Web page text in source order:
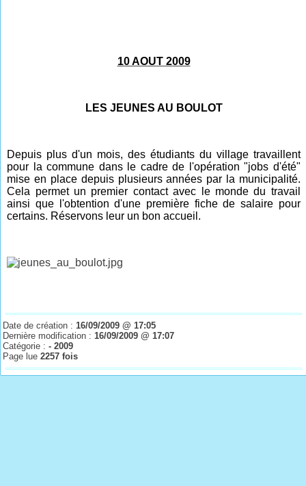
10 AOUT 2009
LES JEUNES AU BOULOT
Depuis plus d'un mois, des étudiants du village travaillent
pour la commune dans le cadre de l'opération "jobs d'été"
mise en place depuis plusieurs années par la municipalité.
Cela permet un premier contact avec le monde du travail
ainsi que l'obtention d'une première fiche de salaire pour
certains. Réservons leur un bon accueil.
Date de création :16/09/2009 @ 17:05
Dernière modification :16/09/2009 @ 17:07
Catégorie :- 2009
Page lue2257 fois